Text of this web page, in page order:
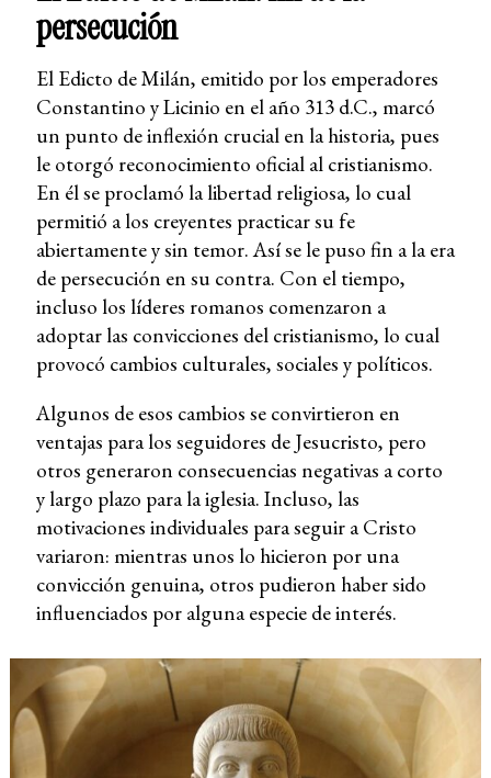
persecución
El Edicto de Milán, emitido por los emperadores
Constantino y Licinio en el año 313 d.C., marcó
un punto de inflexión crucial en la historia, pues
le otorgó reconocimiento oficial al cristianismo.
En él se proclamó la libertad religiosa, lo cual
permitió a los creyentes practicar su fe
abiertamente y sin temor. Así se le puso fin a la era
de persecución en su contra. Con el tiempo,
incluso los líderes romanos comenzaron a
adoptar las convicciones del cristianismo, lo cual
provocó cambios culturales, sociales y políticos.
Algunos de esos cambios se convirtieron en
ventajas para los seguidores de Jesucristo, pero
otros generaron consecuencias negativas a corto
y largo plazo para la iglesia. Incluso, las
motivaciones individuales para seguir a Cristo
variaron: mientras unos lo hicieron por una
convicción genuina, otros pudieron haber sido
influenciados por alguna especie de interés.